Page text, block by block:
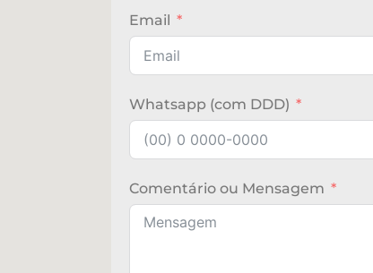
Email
Whatsapp (com DDD)
Comentário ou Mensagem